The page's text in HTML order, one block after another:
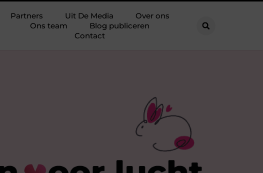
Partners Uit De Media
Over ons
Ons team
Blog publiceren
Contact